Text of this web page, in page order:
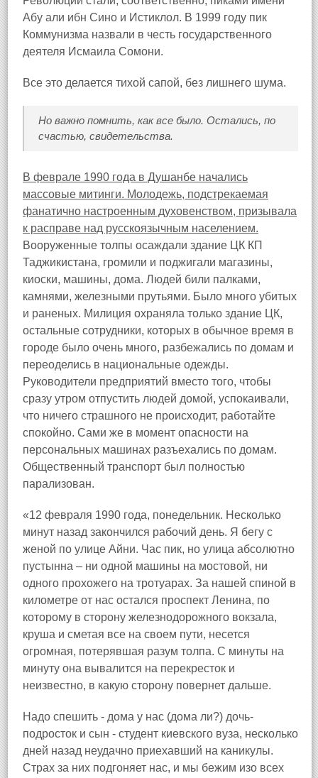
Абу али ибн Сино и Истиклол. В 1999 году пик
Коммунизма назвали в честь государственного
деятеля Исмаила Сомони.
Все это делается тихой сапой, без лишнего шума.
Но важно помнить, как все было. Остались, по
счастью, свидетельства.
В феврале 1990 года в Душанбе начались
массовые митинги. Молодежь, подстрекаемая
фанатично настроенным духовенством, призывала
к расправе над русскоязычным населением.
Вооруженные толпы осаждали здание ЦК КП
Таджикистана, громили и поджигали магазины,
киоски, машины, дома. Людей били палками,
камнями, железными прутьями. Было много убитых
и раненых. Милиция охраняла только здание ЦК,
остальные сотрудники, которых в обычное время в
городе было очень много, разбежались по домам и
переоделись в национальные одежды.
Руководители предприятий вместо того, чтобы
сразу утром отпустить людей домой, успокаивали,
что ничего страшного не происходит, работайте
спокойно. Сами же в момент опасности на
персональных машинах разъехались по домам.
Общественный транспорт был полностью
парализован.
«12 февраля 1990 года, понедельник. Hесколько
минут назад закончился рабочий день. Я бегу с
женой по улице Айни. Час пик, но улица абсолютно
пустынна – ни одной машины на мостовой, ни
одного прохожего на тротуарах. За нашей спиной в
километре от нас остался проспект Ленина, по
которому в сторону железнодорожного вокзала,
круша и сметая все на своем пути, несется
огромная, потерявшая разум толпа. С минуты на
минуту она вывалится на перекресток и
неизвестно, в какую сторону повернет дальше.
Hадо спешить - дома у нас (дома ли?) дочь-
подросток и сын - студент киевского вуза, несколько
дней назад неудачно приехавший на каникулы.
Страх за них подгоняет нас, и мы бежим изо всех